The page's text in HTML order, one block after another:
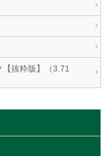
抜粋版】（3.71